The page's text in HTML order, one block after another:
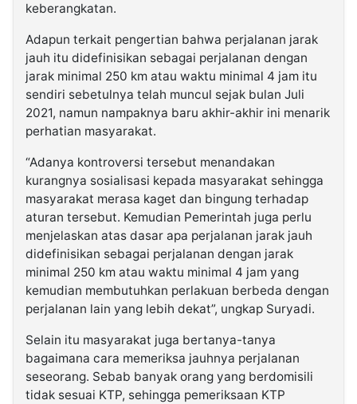
keberangkatan.
Adapun terkait pengertian bahwa perjalanan jarak
jauh itu didefinisikan sebagai perjalanan dengan
jarak minimal 250 km atau waktu minimal 4 jam itu
sendiri sebetulnya telah muncul sejak bulan Juli
2021, namun nampaknya baru akhir-akhir ini menarik
perhatian masyarakat.
“Adanya kontroversi tersebut menandakan
kurangnya sosialisasi kepada masyarakat sehingga
masyarakat merasa kaget dan bingung terhadap
aturan tersebut. Kemudian Pemerintah juga perlu
menjelaskan atas dasar apa perjalanan jarak jauh
didefinisikan sebagai perjalanan dengan jarak
minimal 250 km atau waktu minimal 4 jam yang
kemudian membutuhkan perlakuan berbeda dengan
perjalanan lain yang lebih dekat”, ungkap Suryadi.
Selain itu masyarakat juga bertanya-tanya
bagaimana cara memeriksa jauhnya perjalanan
seseorang. Sebab banyak orang yang berdomisili
tidak sesuai KTP, sehingga pemeriksaan KTP